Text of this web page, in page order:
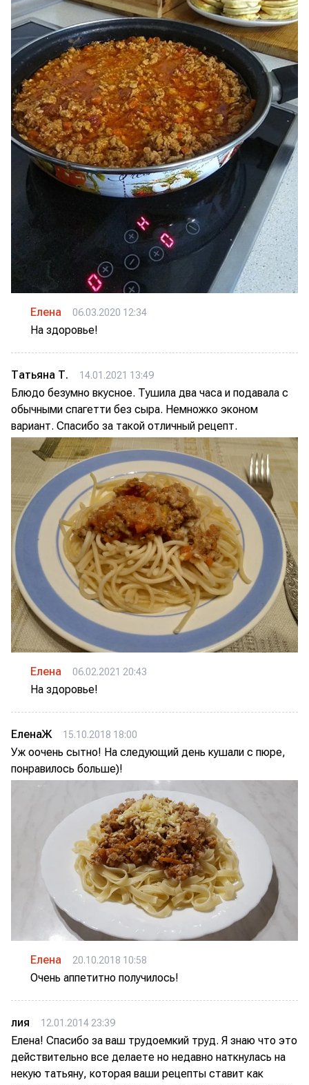
Елена 06.03.2020 12:34
На здоровье!
Татьяна Т. 14.01.2021 13:49
Блюдо безумно вкусное. Тушила два часа и подавала с
обычными спагетти без сыра. Немножко эконом
вариант. Спасибо за такой отличный рецепт.
Елена 06.02.2021 20:43
На здоровье!
ЕленаЖ 15.10.2018 18:00
Уж оочень сытно! На следующий день кушали с пюре,
понравилось больше)!
Елена 20.10.2018 10:58
Очень аппетитно получилось!
лия 12.01.2014 23:39
Елена! Спасибо за ваш трудоемкий труд. Я знаю что это
действительно все делаете но недавно наткнулась на
некую татьяну, которая ваши рецепты ставит как